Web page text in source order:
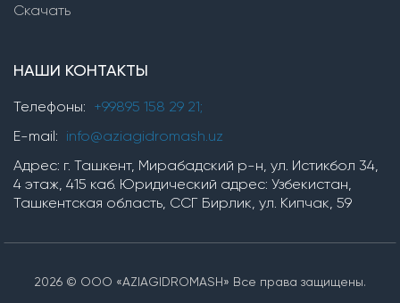
Насосы серии ЦНС
Насосы серии TM, TMB
насосы серии OP
Химические насосы
Установки для производства гипохлорита
Скачать
НАШИ КОНТАКТЫ
Телефоны: +99895 158 29 21;
E-mail: info@aziagidromash.uz
Адрес: г. Ташкент, Мирабадский р-н, ул. Истикбол 34,
4 этаж, 415 каб. Юридический адрес: Узбекистан,
Ташкентская область, ССГ Бирлик, ул. Кипчак, 59
2026 © ООО «AZIAGIDROMASH» Все права защищены.